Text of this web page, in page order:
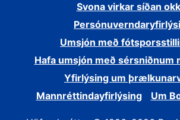
Svona virkar síðan
Umsjón með
Hafa umsjón með sérsniðnum
Yfirlýsing um
Mannréttindayfirlýsing
Um